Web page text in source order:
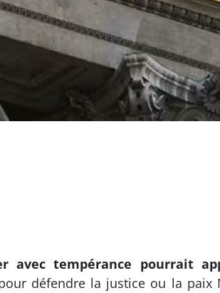
avec tempérance pourrait
défendre la justice ou la paix